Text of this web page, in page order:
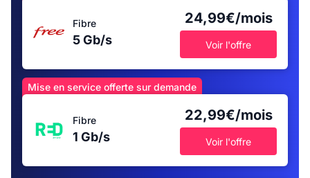
Fibre
5 Gb/s
24,99€/mois
Voir l'offre
Mise en service offerte sur demande
Fibre
1 Gb/s
22,99€/mois
Voir l'offre